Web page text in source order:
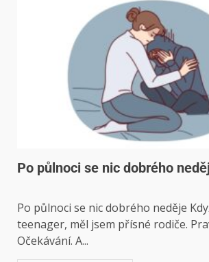
Po půlnoci se nic dobrého
Po půlnoci se nic dobrého neděje
teenager, měl jsem přísné rodiče.
Očekávání. A...